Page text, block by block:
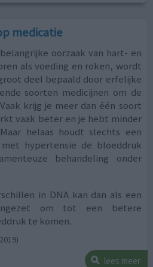
medicatie
oorzaak van hart- en
als voeding en roken, wordt
deel bepaald door erfelijke
soorten medicijnen om de
krijg je meer dan één soort
vaak beter en je hebt minder
helaas houdt slechts een
hypertensie de bloeddruk
behandeling onder
in DNA kan dan als een
om tot een betere
te komen.
lees meer